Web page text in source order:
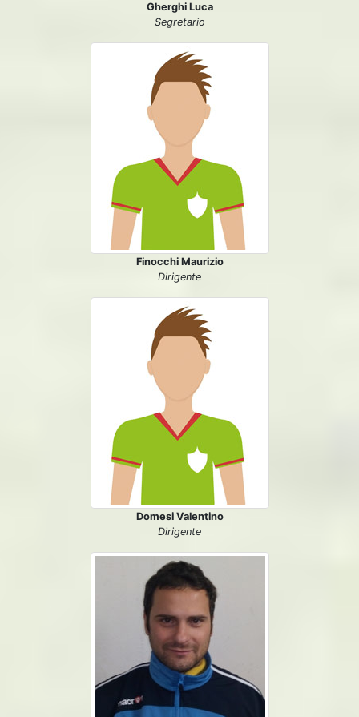
Gherghi Luca
Segretario
Finocchi Maurizio
Dirigente
Domesi Valentino
Dirigente